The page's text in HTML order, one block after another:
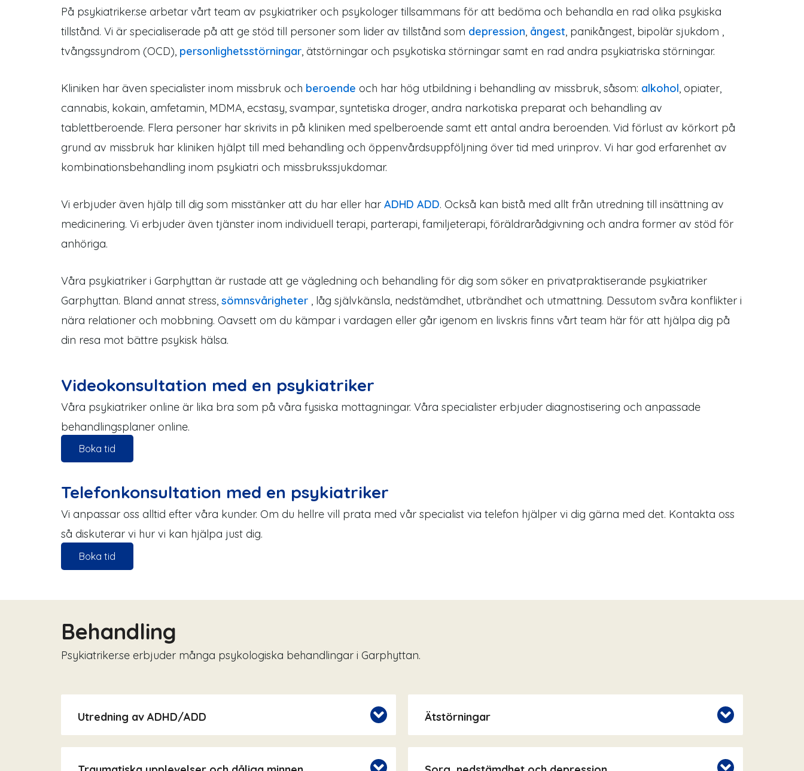
På psykiatriker.se arbetar vårt team av psykiatriker och psykologer tillsammans för att bedöma och behandla en rad olika psykiska
tillstånd. Vi är specialiserade på att ge stöd till personer som lider av tillstånd som depression, ångest, panikångest, bipolär sjukdom ,
tvångssyndrom (OCD), personlighetsstörningar, ätstörningar och psykotiska störningar samt en rad andra psykiatriska störningar.
Kliniken har även specialister inom missbruk och beroende och har hög utbildning i behandling av missbruk, såsom: alkohol, opiater,
cannabis, kokain, amfetamin, MDMA, ecstasy, svampar, syntetiska droger, andra narkotiska preparat och behandling av
tablettberoende. Flera personer har skrivits in på kliniken med spelberoende samt ett antal andra beroenden. Vid förlust av körkort på
grund av missbruk har kliniken hjälpt till med behandling och öppenvårdsuppföljning över tid med urinprov. Vi har god erfarenhet av
kombinationsbehandling inom psykiatri och missbrukssjukdomar.
Vi erbjuder även hjälp till dig som misstänker att du har eller har ADHD ADD. Också kan bistå med allt från utredning till insättning av
medicinering. Vi erbjuder även tjänster inom individuell terapi, parterapi, familjeterapi, föräldrarådgivning och andra former av stöd för
anhöriga.
Våra psykiatriker i Garphyttan är rustade att ge vägledning och behandling för dig som söker en privatpraktiserande psykiatriker
Garphyttan. Bland annat stress, sömnsvårigheter , låg självkänsla, nedstämdhet, utbrändhet och utmattning. Dessutom svåra konflikter i
nära relationer och mobbning. Oavsett om du kämpar i vardagen eller går igenom en livskris finns vårt team här för att hjälpa dig på
din resa mot bättre psykisk hälsa.
Videokonsultation med en psykiatriker
Våra psykiatriker online är lika bra som på våra fysiska mottagningar. Våra specialister erbjuder diagnostisering och anpassade
behandlingsplaner online.
Boka tid
Telefonkonsultation med en psykiatriker
Vi anpassar oss alltid efter våra kunder. Om du hellre vill prata med vår specialist via telefon hjälper vi dig gärna med det. Kontakta oss
så diskuterar vi hur vi kan hjälpa just dig.
Boka tid
Behandling
Psykiatriker.se erbjuder många psykologiska behandlingar i Garphyttan.
Utredning av ADHD/ADD Ätstörningar